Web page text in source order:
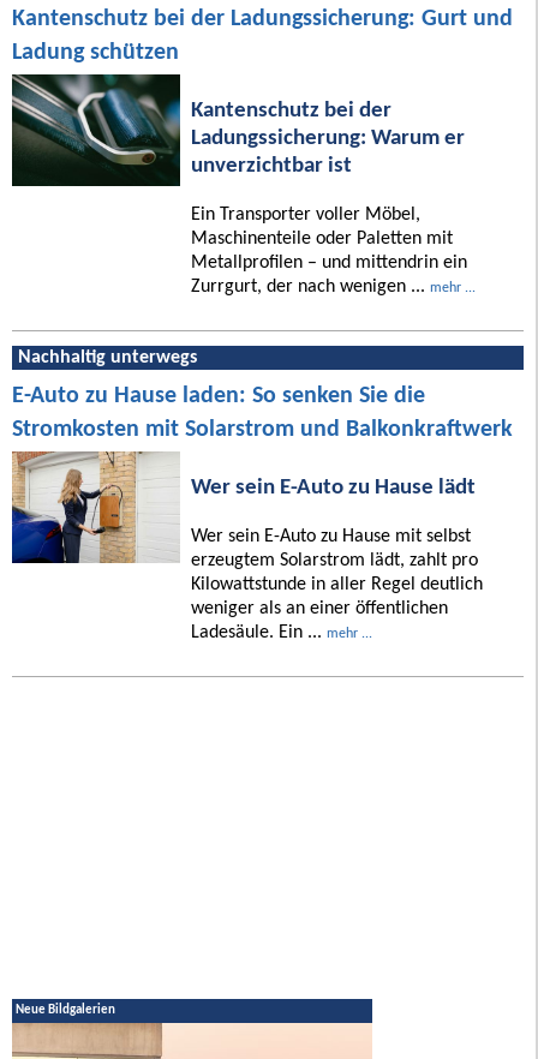
Kantenschutz bei der Ladungssicherung: Gurt und
Ladung schützen
Kantenschutz bei der
Ladungssicherung: Warum er
unverzichtbar ist
Ein Transporter voller Möbel,
Maschinenteile oder Paletten mit
Metallprofilen – und mittendrin ein
Zurrgurt, der nach wenigen ... mehr ...
Nachhaltig unterwegs
E-Auto zu Hause laden: So senken Sie die
Stromkosten mit Solarstrom und Balkonkraftwerk
Wer sein E-Auto zu Hause lädt
Wer sein E-Auto zu Hause mit selbst
erzeugtem Solarstrom lädt, zahlt pro
Kilowattstunde in aller Regel deutlich
weniger als an einer öffentlichen
Ladesäule. Ein ... mehr ...
Neue Bildgalerien